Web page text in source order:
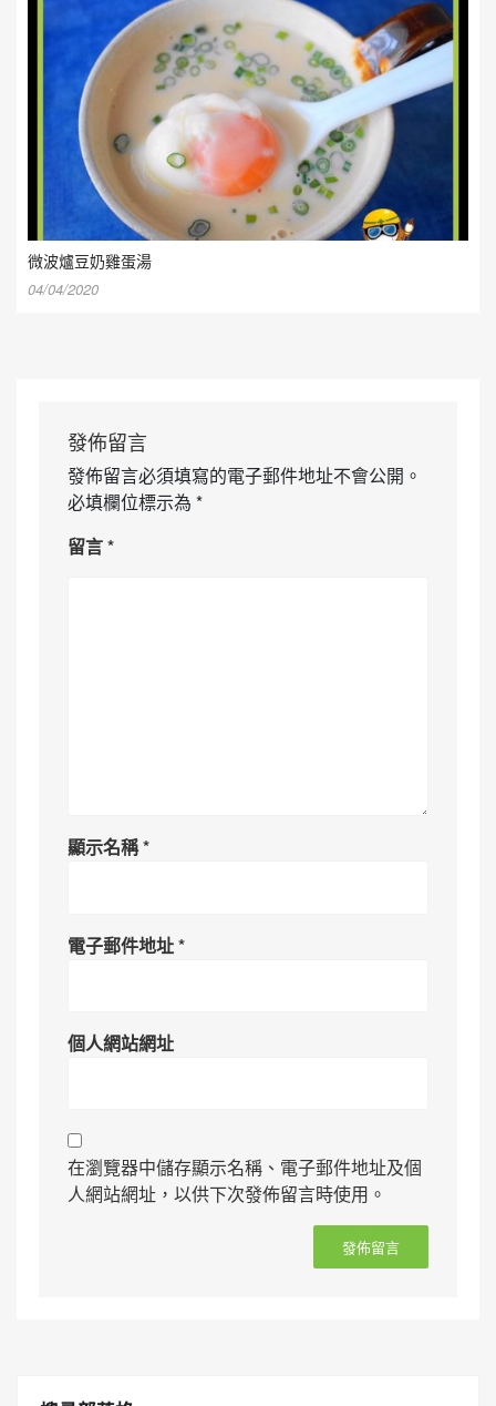
微波爐豆奶雞蛋湯
04/04/2020
發佈留言
發佈留言必須填寫的電子郵件地址不會公開。
必填欄位標示為 *
留言*
顯示名稱*
電子郵件地址*
個人網站網址
在瀏覽器中儲存顯示名稱、電子郵件地址及個
人網站網址，以供下次發佈留言時使用。